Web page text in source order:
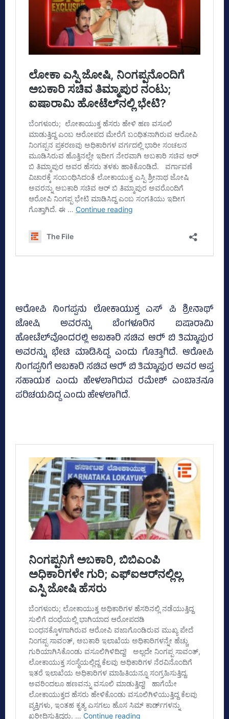
ಆರೋಪಿ ನಿಂಗಪ್ಪನು ಲೋಕಾಯುಕ್ತ ಎಸ್‌ ಪಿ ಶ್ರೀನಾಥ್
ಜೋಷಿ ಅವರನ್ನು ಬೆಂಗಳೂರಿನ ಐಷಾರಾಮಿ
ಹೋಟೆಲ್‌ವೊಂದರಲ್ಲಿ ಅಬಕಾರಿ ಸಚಿವ ಆರ್‍‌ ಬಿ ತಿಮ್ಮಾಪುರ
ಅವರನ್ನು ಭೇಟಿ ಮಾಡಿಸಿದ್ದ ಎಂದು ಗೊತ್ತಾಗಿದೆ. ಆರೋಪಿ
ನಿಂಗಪ್ಪನಿಗೆ ಅಬಕಾರಿ ಸಚಿವ ಆರ್‍‌ ಬಿ ತಿಮ್ಮಾಪುರ ಅವರ ಆಪ್ತ
ಸಹಾಯಕ ಎಂದು ಹೇಳಲಾಗಿರುವ ರಮೇಶ್‌ ಎಂಬಾತನೂ
ಪರಿಚಯವಿದ್ದ ಎಂದು ಹೇಳಲಾಗಿದೆ.